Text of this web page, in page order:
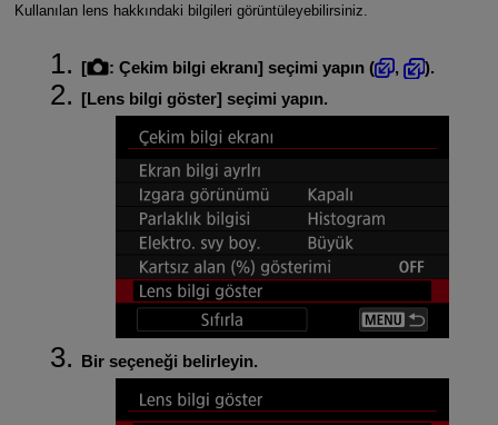
Kullanılan lens hakkındaki bilgileri görüntüleyebilirsiniz.
[ : Çekim bilgi ekranı] seçimi yapın ( ,
).
[Lens bilgi göster] seçimi yapın.
Bir seçeneği belirleyin.